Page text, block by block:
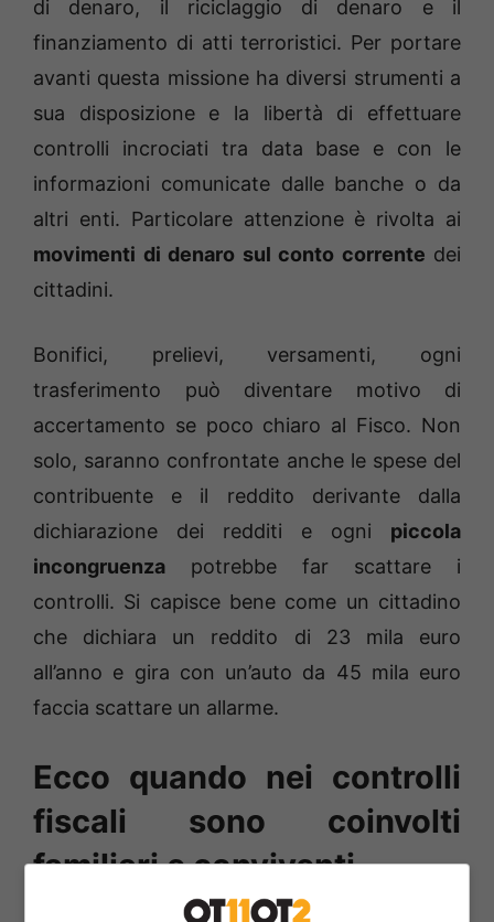
di denaro, il riciclaggio di denaro e il
finanziamento di atti terroristici. Per portare
avanti questa missione ha diversi strumenti a
sua disposizione e la libertà di effettuare
controlli incrociati tra data base e con le
informazioni comunicate dalle banche o da
altri enti. Particolare attenzione è rivolta ai
movimenti di denaro sul conto corrente dei
cittadini.
Bonifici, prelievi, versamenti, ogni
trasferimento può diventare motivo di
accertamento se poco chiaro al Fisco. Non
solo, saranno confrontate anche le spese del
contribuente e il reddito derivante dalla
dichiarazione dei redditi e ogni piccola
incongruenza potrebbe far scattare i
controlli. Si capisce bene come un cittadino
che dichiara un reddito di 23 mila euro
all’anno e gira con un’auto da 45 mila euro
faccia scattare un allarme.
Ecco quando nei controlli
fiscali sono coinvolti
familiari e conviventi